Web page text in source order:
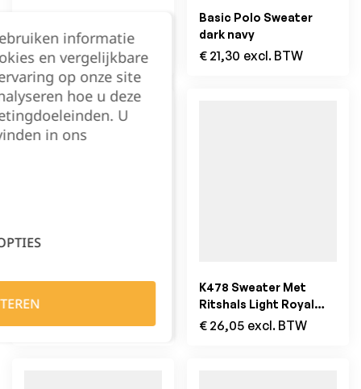
€34,60 excl. BTW
Basic Polo Sweater
dark navy
€ 21,30 excl. BTW
Sweatshirt met Korte
€57,49 excl. BTW
K478 Sweater Met
Ritshals Light Royal
Blue
€ 26,05 excl. BTW
informatie
en vergelijkbare
op onze site
hoe u deze
U
in ons